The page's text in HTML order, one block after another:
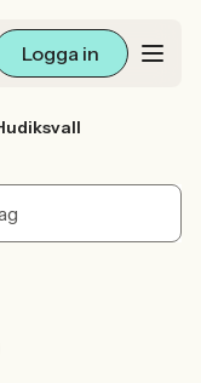
Logga in